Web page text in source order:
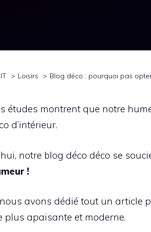
Loisirs Blog déco : pourquoi pas
études montrent que notre
d’intérieur.
notre blog déco déco se
!
nous avons dédié tout un article
plus apaisante et moderne.